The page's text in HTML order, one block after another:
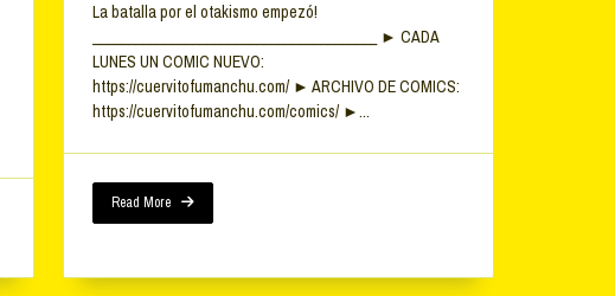
No
08
La batalla por el otakismo empezó!
________________________________________ ► CADA
LUNES UN COMIC NUEVO:
https://cuervitofumanchu.com/ ► ARCHIVO DE COMICS:
https://cuervitofumanchu.com/comics/ ►...
Read More